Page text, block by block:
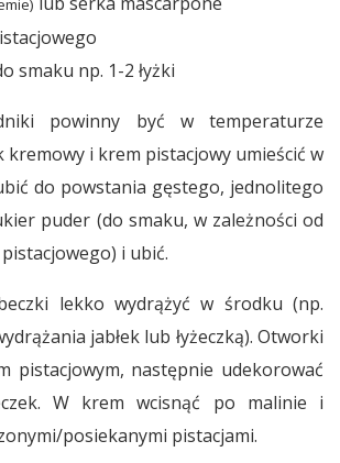
smaku np. 1-2 łyżki
powinny być w temperaturze
kremowy i krem pistacjowy umieścić w
do powstania gęstego, jednolitego
puder (do smaku, w zależności od
i ubić.
lekko wydrążyć w środku (np.
jabłek lub łyżeczką). Otworki
pistacjowym, następnie udekorować
W krem wcisnąć po malinie i
posiekanymi pistacjami.